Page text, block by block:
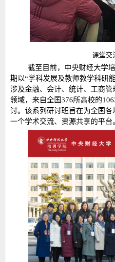
课堂交
截至目前，中央财经大学
期以“学科发展及教师教学科研
涉及金融、会计、统计、工商
领域，来自全国376所高校的
讨。该系列研讨班旨在为全国
一个学术交流、资源共享的平台